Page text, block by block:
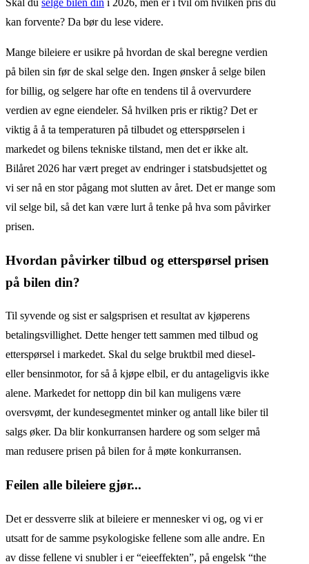
Skal du selge bilen din i 2026, men er i tvil om hvilken pris du
kan forvente? Da bør du lese videre.
Mange bileiere er usikre på hvordan de skal beregne verdien
på bilen sin før de skal selge den. Ingen ønsker å selge bilen
for billig, og selgere har ofte en tendens til å overvurdere
verdien av egne eiendeler. Så hvilken pris er riktig? Det er
viktig å å ta temperaturen på tilbudet og etterspørselen i
markedet og bilens tekniske tilstand, men det er ikke alt.
Bilåret 2026 har vært preget av endringer i statsbudsjettet og
vi ser nå en stor pågang mot slutten av året. Det er mange som
vil selge bil, så det kan være lurt å tenke på hva som påvirker
prisen.
Hvordan påvirker tilbud og etterspørsel prisen
på bilen din?
Til syvende og sist er salgsprisen et resultat av kjøperens
betalingsvillighet. Dette henger tett sammen med tilbud og
etterspørsel i markedet. Skal du selge bruktbil med diesel-
eller bensinmotor, for så å kjøpe elbil, er du antageligvis ikke
alene. Markedet for nettopp din bil kan muligens være
oversvømt, der kundesegmentet minker og antall like biler til
salgs øker. Da blir konkurransen hardere og som selger må
man redusere prisen på bilen for å møte konkurransen.
Feilen alle bileiere gjør...
Det er dessverre slik at bileiere er mennesker vi og, og vi er
utsatt for de samme psykologiske fellene som alle andre. En
av disse fellene vi snubler i er “eieeffekten”, på engelsk “the